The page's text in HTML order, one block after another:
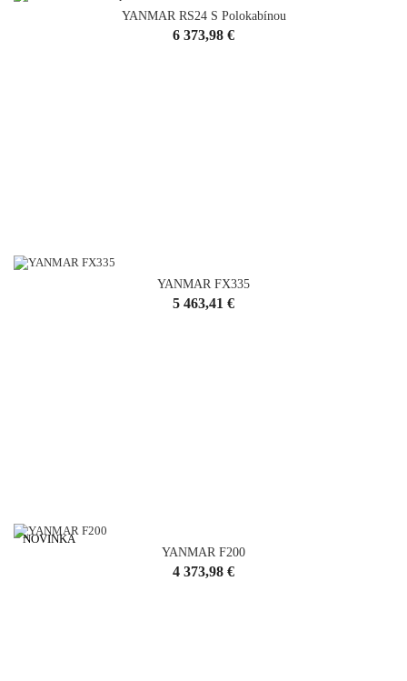
YANMAR RS24 S Polokabínou
Cena
6 373,98 €
YANMAR FX335
Cena
5 463,41 €
YANMAR F200
Cena
4 373,98 €
NOVINKA